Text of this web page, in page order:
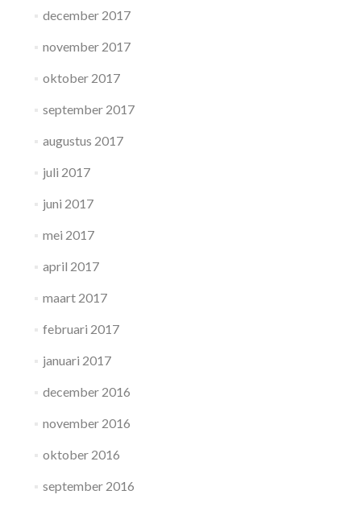
december 2017
november 2017
oktober 2017
september 2017
augustus 2017
juli 2017
juni 2017
mei 2017
april 2017
maart 2017
februari 2017
januari 2017
december 2016
november 2016
oktober 2016
september 2016